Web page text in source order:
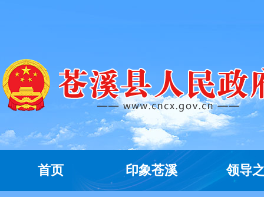
首页 印象苍溪 领导